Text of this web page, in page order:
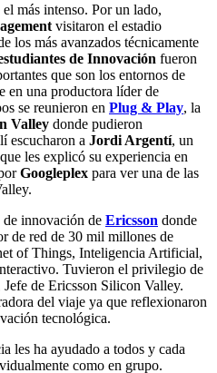
más intenso. Por un lado,
visitaron el estadio
los más avanzados técnicamente
de Innovación fueron
que son los entornos de
en una productora líder de
se reunieron en Plug & Play, la
Valley donde pudieron
escucharon a Jordi Argentí, un
les explicó su experiencia en
Googleplex para ver una de las
innovación de Ericsson donde
de red de 30 mil millones de
of Things, Inteligencia Artificial,
Tuvieron el privilegio de
Jefe de Ericsson Silicon Valley.
del viaje ya que reflexionaron
tecnológica.
les ha ayudado a todos y cada
como en grupo.